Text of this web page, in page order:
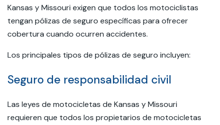
Kansas y Missouri exigen que todos los motociclistas
tengan pólizas de seguro específicas para ofrecer
cobertura cuando ocurren accidentes.
Los principales tipos de pólizas de seguro incluyen:
Seguro de responsabilidad civil
Las leyes de motocicletas de Kansas y Missouri
requieren que todos los propietarios de motocicletas